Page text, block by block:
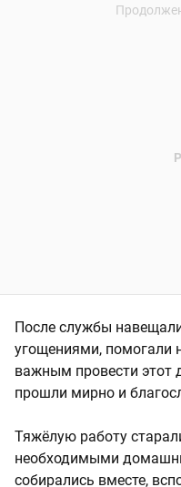
После службы
угощениями,
важным провести этот
прошли мирно и
Тяжёлую работу
необходимыми
собирались вместе,